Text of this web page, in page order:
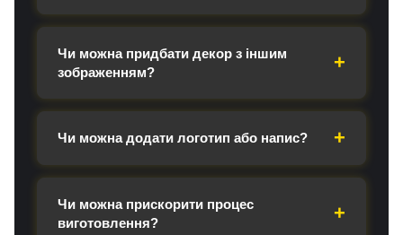
Чи можна придбати декор з іншим
зображенням?
Чи можна додати логотип або напис?
Чи можна прискорити процес
виготовлення?